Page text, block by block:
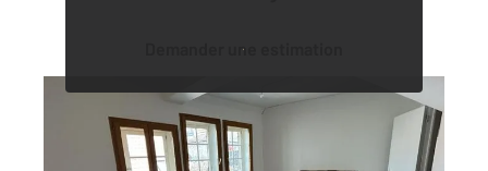
Demander une estimation
52,42 m2, 2 pièces
Ref : 13307